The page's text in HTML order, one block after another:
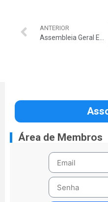
ANTERIOR
Área de Membros